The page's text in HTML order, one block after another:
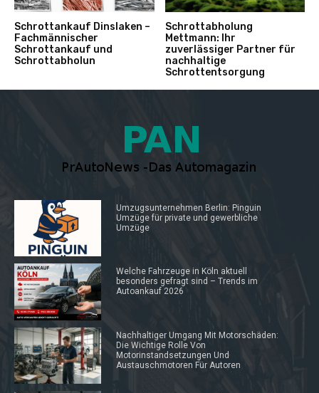
Schrottankauf Dinslaken –
Fachmännischer
Schrottankauf und
Schrottabholun
Schrottabholung
Mettmann: Ihr
zuverlässiger Partner für
nachhaltige
Schrottentsorgung
Umzugsunternehmen Berlin: Pinguin
Umzüge für private und gewerbliche
Umzüge
Welche Fahrzeuge in Köln aktuell
besonders gefragt sind – Trends im
Autoankauf 2026
Nachhaltiger Umgang Mit Motorschäden:
Die Wichtige Rolle Von
Motorinstandsetzungen Und
Austauschmotoren Für Autoren